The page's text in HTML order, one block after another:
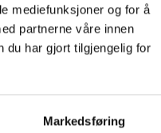
mediefunksjoner og for å
partnerne våre innen
du har gjort tilgjengelig for
Markedsføring